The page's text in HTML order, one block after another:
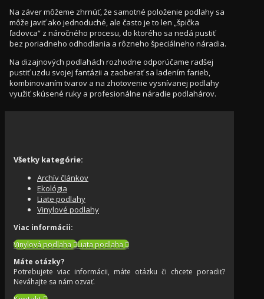
Na záver môžeme zhrnúť, že samotné položenie podlahy sa
môže javiť ako jednoduché, ale často je to len „špička
ľadovca“ z náročného procesu, do ktorého sa nedá pustiť
bez poriadneho odhodlania a rôzneho špeciálneho náradia.
Na dizajnových podlahách rozhodne odporúčame radšej
pustiť uzdu svojej fantázii a zaoberať sa ladením farieb,
kombinovaním tvarov a na zhotovenie vysnívanej podlahy
využiť skúsené ruky a profesionálne náradie podlahárov.
Všetky kategórie:
Archív článkov
Ekológia
Liate podlahy
Vinylové podlahy
Viac informácii:
Vinylová podlaha
Liata podlaha
Máte otázky?
Potrebujete viac informácii, máte otázku či chcete poradiť?
Neváhajte sa nám ozvať.